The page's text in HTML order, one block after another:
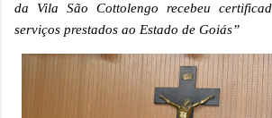
da Vila São Cottolengo recebeu
serviços prestados ao Estado de Goiás”